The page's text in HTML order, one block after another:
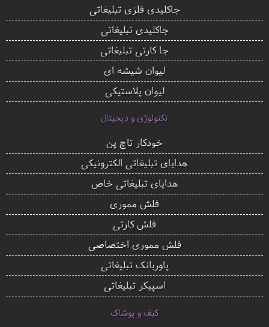
جاکلیدی فلزی تبلیغاتی
جاکلیدی تبلیغاتی
جا کارتی تبلیغاتی
لیوان شیشه ای
لیوان پلاستیکی
تکنولوژی و دیجیتال
خودکار تاچ پن
هدایای تبلیغاتی الکترونیکی
هدایای تبلیغاتی خاص
فلش مموری
فلش کارتی
فلش مموری اختصاصی
پاوربانک تبلیغاتی
اسپیکر تبلیغاتی
کیف و پوشاک